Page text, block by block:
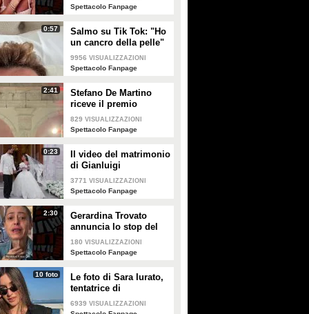
Spettacolo Fanpage
0:57
Salmo su Tik Tok: "Ho
un cancro della pelle"
e apre al dibattito sulle
creme solari
9956 VISUALIZZAZIONI
Spettacolo Fanpage
2:41
Stefano De Martino
riceve il premio
intitolato al padre
Enrico
829 VISUALIZZAZIONI
Spettacolo Fanpage
0:23
Il video del matrimonio
di Gianluigi
Donnarumma e Alessia
Elefante
3771 VISUALIZZAZIONI
Spettacolo Fanpage
2:30
Gerardina Trovato
annuncia lo stop del
tour per problemi di
salute
180 VISUALIZZAZIONI
Spettacolo Fanpage
10 foto
Le foto di Sara Iurato,
tentatrice di
Temptation Island 2026
6939 VISUALIZZAZIONI